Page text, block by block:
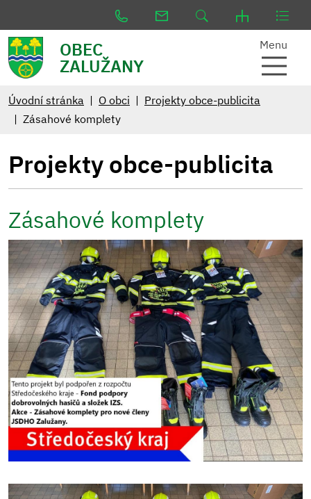
OBEC
ZALUŽANY
Menu
Úvodní stránka O obci
Projekty obce-publicita
Zásahové komplety
Projekty obce-publicita
Zásahové komplety